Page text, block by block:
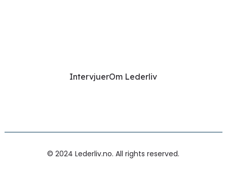
IntervjuerOm Lederliv
© 2024 Lederliv.no. All rights reserved.